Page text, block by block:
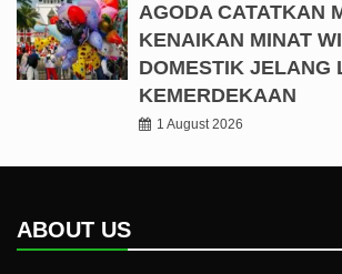
AGODA CATATKAN
KENAIKAN MINAT
DOMESTIK JELANG
KEMERDEKAAN
1 August 2026
ABOUT US